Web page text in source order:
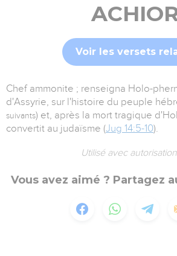
Voir les versets
Chef ammonite ; renseigna Holo-
d'Assyrie, sur l'histoire du peuple
suivants) et, après la mort tragique
convertit au judaïsme (Jug 14:5-10).
Utilisé avec
Vous avez aimé ? Partagez